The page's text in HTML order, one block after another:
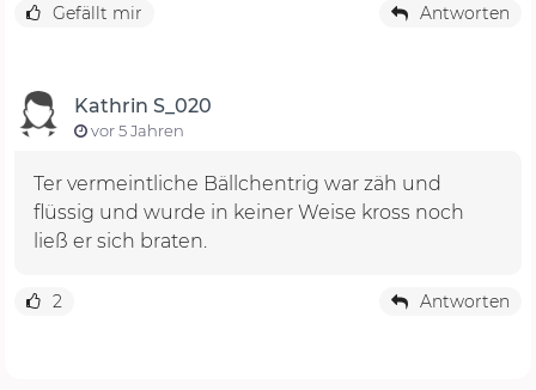
Gefällt mir Antworten
Kathrin S_020
vor 5 Jahren
Ter vermeintliche Bällchentrig war zäh und
flüssig und wurde in keiner Weise kross noch
ließ er sich braten.
2 Antworten